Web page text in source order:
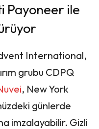
Payoneer ile
International,
grubu CDPQ
, New York
günlerde
imzalayabilir. Gizli